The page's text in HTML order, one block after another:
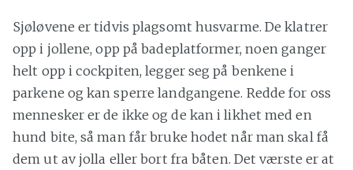
Sjøløvene er tidvis plagsomt husvarme. De klatrer
opp i jollene, opp på badeplatformer, noen ganger
helt opp i cockpiten, legger seg på benkene i
parkene og kan sperre landgangene. Redde for oss
mennesker er de ikke og de kan i likhet med en
hund bite, så man får bruke hodet når man skal få
dem ut av jolla eller bort fra båten. Det værste er at